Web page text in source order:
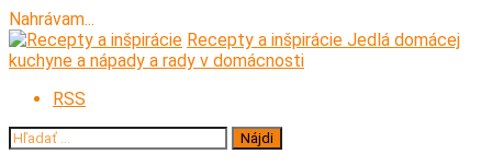
Nahrávam...
Prejsť
na
Recepty a inšpirácie Jedlá domácej
kuchyne a nápady a rady v domácnosti
RSS
Hľadať: